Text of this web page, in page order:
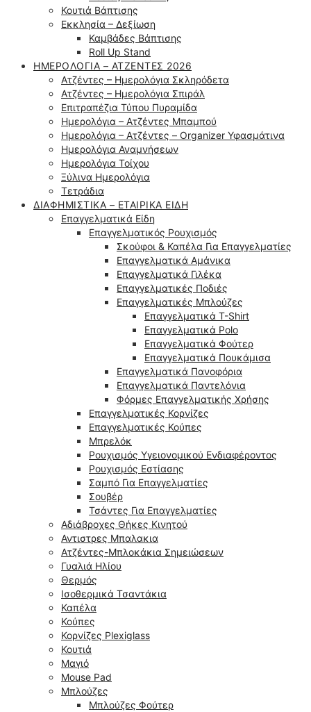
Κουτιά Βάπτισης
Εκκλησία – Δεξίωση
Καμβάδες Βάπτισης
Roll Up Stand
ΗΜΕΡΟΛΌΓΙΑ – ΑΤΖΈΝΤΕΣ 2026
Ατζέντες – Ημερολόγια Σκληρόδετα
Ατζέντες – Ημερολόγια Σπιράλ
Επιτραπέζια Τύπου Πυραμίδα
Ημερολόγια – Ατζέντες Μπαμπού
Ημερολόγια – Ατζέντες – Organizer Υφασμάτινα
Ημερολόγια Αναμνήσεων
Ημερολόγια Τοίχου
Ξύλινα Ημερολόγια
Τετράδια
ΔΙΑΦΗΜΙΣΤΙΚΆ – ΕΤΑΙΡΙΚΆ ΕΊΔΗ
Επαγγελματικά Είδη
Επαγγελματικός Ρουχισμός
Σκούφοι & Καπέλα Για Επαγγελματίες
Επαγγελματικά Αμάνικα
Επαγγελματικά Γιλέκα
Επαγγελματικές Ποδιές
Επαγγελματικές Μπλούζες
Επαγγελματικά T-Shirt
Επαγγελματικά Polo
Επαγγελματικά Φούτερ
Επαγγελματικά Πουκάμισα
Επαγγελματικά Πανοφόρια
Επαγγελματικά Παντελόνια
Φόρμες Επαγγελματικής Χρήσης
Επαγγελματικές Κορνίζες
Επαγγελματικές Κούπες
Μπρελόκ
Ρουχισμός Υγειονομικού Ενδιαφέροντος
Ρουχισμός Εστίασης
Σαμπό Για Επαγγελματίες
Σουβέρ
Τσάντες Για Επαγγελματίες
Αδιάβροχες Θήκες Κινητού
Αντιστρες Μπαλακια
Ατζέντες-Μπλοκάκια Σημειώσεων
Γυαλιά Ηλίου
Θερμός
Ισοθερμικά Τσαντάκια
Καπέλα
Κούπες
Κορνίζες Plexiglass
Κουτιά
Μαγιό
Mouse Pad
Μπλούζες
Μπλούζες Φούτερ